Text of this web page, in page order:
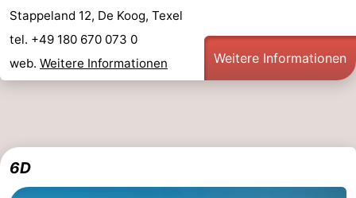
Stappeland 12, De Koog, Texel
tel. +49 180 670 073 0
web. Weitere Informationen Weitere Informationen
6D